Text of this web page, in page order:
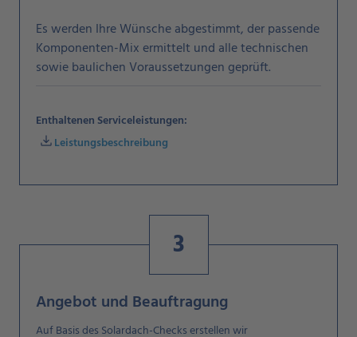
Es werden Ihre Wünsche abgestimmt, der passende
Komponenten-Mix ermittelt und alle technischen
sowie baulichen Voraussetzungen geprüft.
Enthaltenen Serviceleistungen:
downloadLeistungsbeschreibung
3
Angebot und Beauftragung
Auf Basis des Solardach-Checks erstellen wir